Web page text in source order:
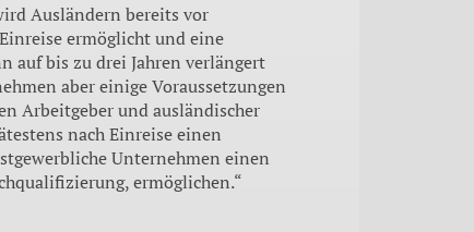
Ausländern bereits vor
ermöglicht und eine
auf bis zu drei Jahren verlängert
aber einige Voraussetzungen
Arbeitgeber und ausländischer
nach Einreise einen
Unternehmen einen
ermöglichen.“